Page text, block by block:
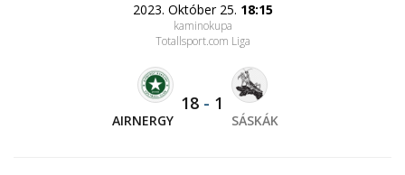
2023. Október 25. 18:15
kaminokupa
Totallsport.com Liga
AIRNERGY
18 - 1
SÁSKÁK